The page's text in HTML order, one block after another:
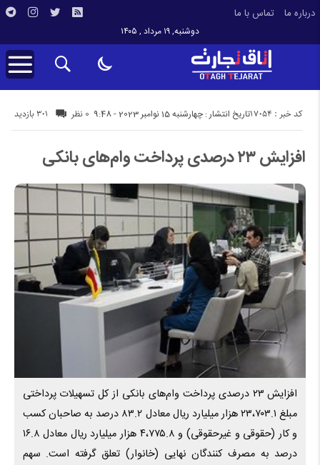
درباره ما تماس با ما
دوشنبه, ۱۹ مرداد , ۱۴۰۵
تاریخ انتشار : چهارشنبه 15 نوامبر 2023 - 9:48 301 بازدید کد خبر : 17054 0 نظر
افزایش ۲۳ درصدی پرداخت وام‌های بانکی
افزایش ۲۳ درصدی پرداخت وام‌های بانکی از کل تسهیلات پرداختی
مبلغ ۲۳،۷۰۳.۱ هزار میلیارد ریال معادل ۸۳.۲ درصد به صاحبان کسب
و کار (حقوقی و غیرحقوقی) و ۴،۷۷۵.۸ هزار میلیارد ریال معادل ۱۶.۸
درصد به مصرف کنندگان نهایی (خانوار) تعلق گرفته است. سهم